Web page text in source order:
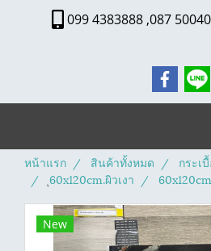
099 4383888 ,087
หน้าแรก สินค้าทั้งหมด
กระเ
ุ60x120cm.ผิวเงา
New